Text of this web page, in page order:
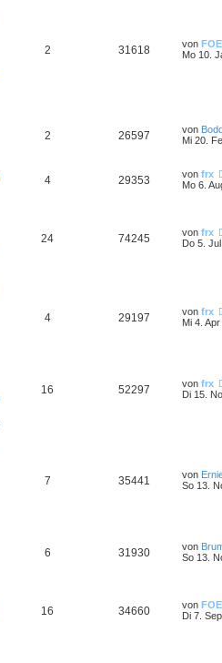
2 31618 von FOE
Mo 10.
2 26597 von
Mi 20.
4 29353 von frx
Mo 6.
24 74245 von frx
Do 5.
4 29197 von frx
Mi 4.
16 52297 von frx
Di 15.
7 35441 von
So 13.
6 31930 von
So 13.
16 34660 von FOE
Di 7.